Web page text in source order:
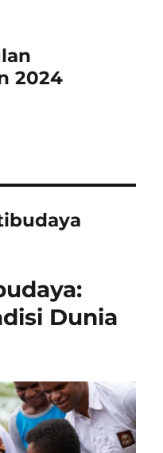
2024
Dunia